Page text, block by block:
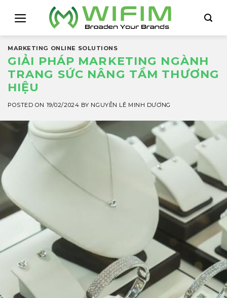
content
MARKETING ONLINE SOLUTIONS
GIẢI PHÁP MARKETING NGÀNH
TRANG SỨC NÂNG TẦM THƯƠNG
HIỆU
POSTED ON 19/02/2024 BY NGUYỄN LÊ MINH DƯƠNG